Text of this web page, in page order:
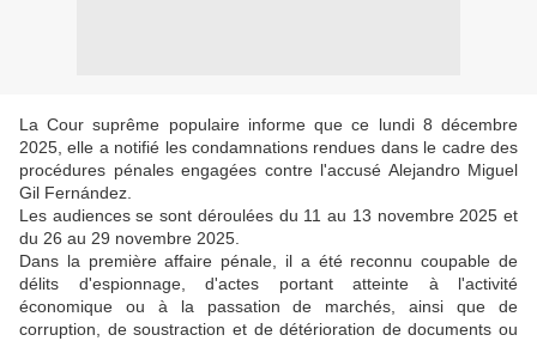
La Cour suprême populaire informe que ce lundi 8 décembre
2025, elle a notifié les condamnations rendues dans le cadre des
procédures pénales engagées contre l'accusé Alejandro Miguel
Gil Fernández.
Les audiences se sont déroulées du 11 au 13 novembre 2025 et
du 26 au 29 novembre 2025.
Dans la première affaire pénale, il a été reconnu coupable de
délits d'espionnage, d'actes portant atteinte à l'activité
économique ou à la passation de marchés, ainsi que de
corruption, de soustraction et de détérioration de documents ou